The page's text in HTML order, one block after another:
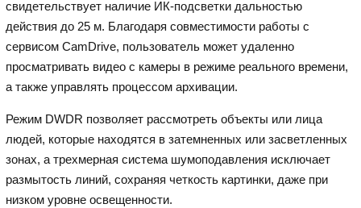
свидетельствует наличие ИК-подсветки дальностью
действия до 25 м. Благодаря совместимости работы с
сервисом CamDrive, пользователь может удаленно
просматривать видео с камеры в режиме реального времени,
а также управлять процессом архивации.
Режим DWDR позволяет рассмотреть объекты или лица
людей, которые находятся в затемненных или засветленных
зонах, а трехмерная система шумоподавления исключает
размытость линий, сохраняя четкость картинки, даже при
низком уровне освещенности.